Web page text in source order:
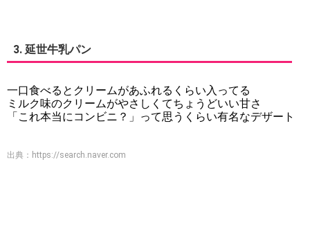
3. 延世牛乳パン
一口食べるとクリームがあふれるくらい入ってる
ミルク味のクリームがやさしくてちょうどいい甘さ
「これ本当にコンビニ？」って思うくらい有名なデザート
出典： https://search.naver.com